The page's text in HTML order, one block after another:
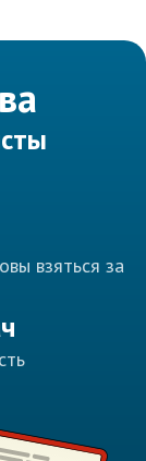
взяться за